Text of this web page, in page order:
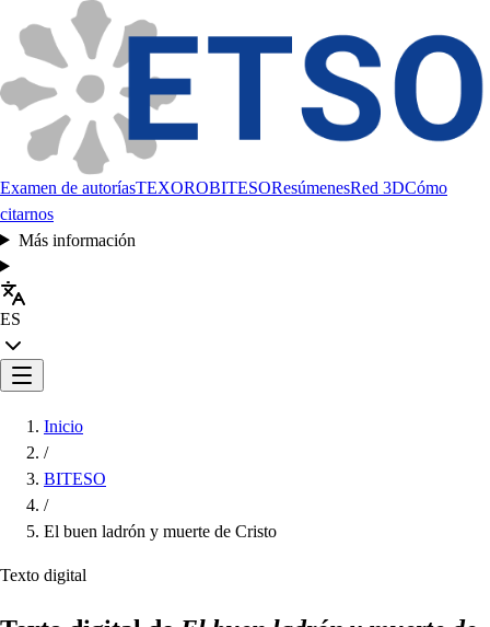
Examen de autoríasTEXOROBITESOResúmenesRed 3DCómo
citarnos
Más información
ES
Inicio
/
BITESO
/
El buen ladrón y muerte de Cristo
Texto digital